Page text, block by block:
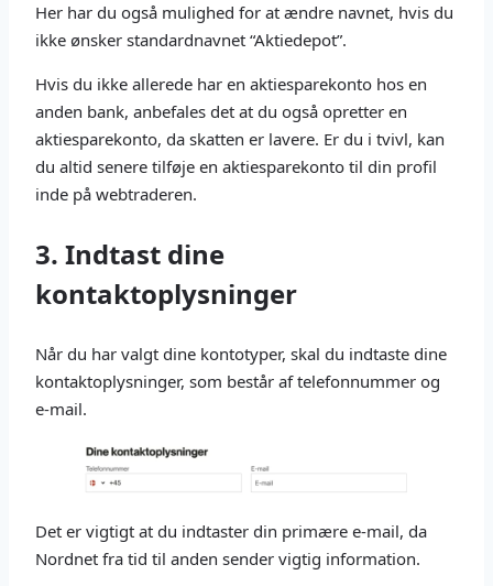
Her har du også mulighed for at ændre navnet, hvis du
ikke ønsker standardnavnet “Aktiedepot”.
Hvis du ikke allerede har en aktiesparekonto hos en
anden bank, anbefales det at du også opretter en
aktiesparekonto, da skatten er lavere. Er du i tvivl, kan
du altid senere tilføje en aktiesparekonto til din profil
inde på webtraderen.
3. Indtast dine
kontaktoplysninger
Når du har valgt dine kontotyper, skal du indtaste dine
kontaktoplysninger, som består af telefonnummer og
e-mail.
Det er vigtigt at du indtaster din primære e-mail, da
Nordnet fra tid til anden sender vigtig information.